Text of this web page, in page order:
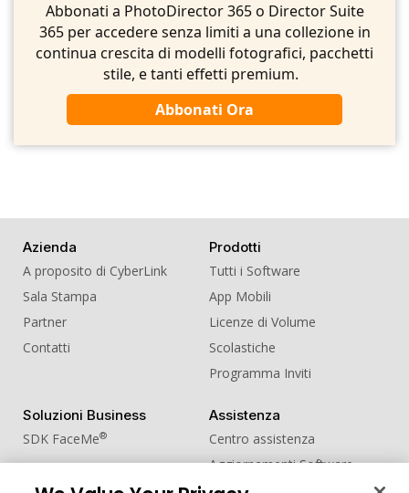
Abbonati a PhotoDirector 365 o Director Suite
365 per accedere senza limiti a una collezione in
continua crescita di modelli fotografici, pacchetti
stile, e tanti effetti premium.
Abbonati Ora
Azienda
A proposito di CyberLink
Sala Stampa
Partner
Contatti
Prodotti
Tutti i Software
App Mobili
Licenze di Volume
Scolastiche
Programma Inviti
Soluzioni Business
SDK FaceMe®
Assistenza
Centro assistenza
Aggiornamenti Software